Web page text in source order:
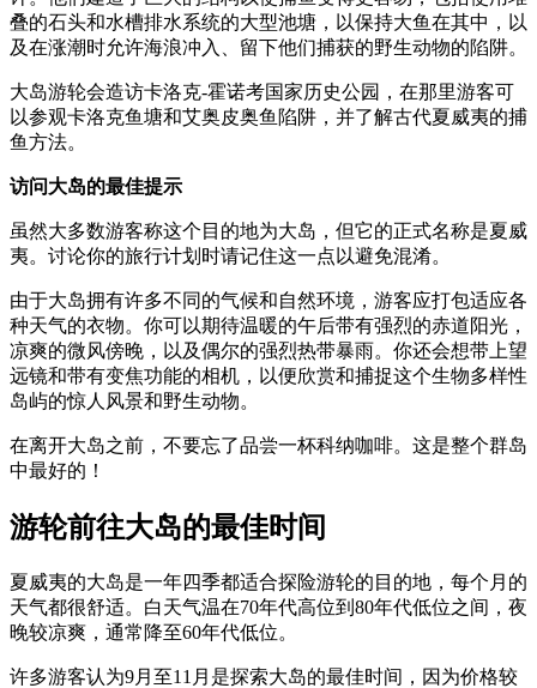
叠的石头和水槽排水系统的大型池塘，以保持大鱼在其中，以
及在涨潮时允许海浪冲入、留下他们捕获的野生动物的陷阱。
大岛游轮会造访卡洛克-霍诺考国家历史公园，在那里游客可
以参观卡洛克鱼塘和艾奥皮奥鱼陷阱，并了解古代夏威夷的捕
鱼方法。
访问大岛的最佳提示
虽然大多数游客称这个目的地为大岛，但它的正式名称是夏威
夷。讨论你的旅行计划时请记住这一点以避免混淆。
由于大岛拥有许多不同的气候和自然环境，游客应打包适应各
种天气的衣物。你可以期待温暖的午后带有强烈的赤道阳光，
凉爽的微风傍晚，以及偶尔的强烈热带暴雨。你还会想带上望
远镜和带有变焦功能的相机，以便欣赏和捕捉这个生物多样性
岛屿的惊人风景和野生动物。
在离开大岛之前，不要忘了品尝一杯科纳咖啡。这是整个群岛
中最好的！
游轮前往大岛的最佳时间
夏威夷的大岛是一年四季都适合探险游轮的目的地，每个月的
天气都很舒适。白天气温在70年代高位到80年代低位之间，夜
晚较凉爽，通常降至60年代低位。
许多游客认为9月至11月是探索大岛的最佳时间，因为价格较